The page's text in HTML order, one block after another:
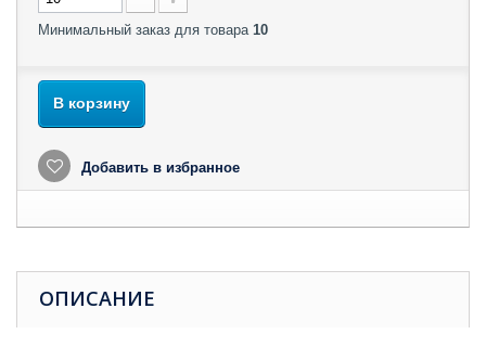
Минимальный заказ для товара 10
В корзину
Добавить в избранное
ОПИСАНИЕ